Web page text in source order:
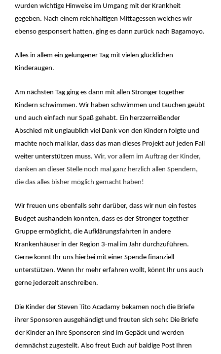
wurden wichtige Hinweise im Umgang mit der Krankheit
gegeben. Nach einem reichhaltigen Mittagessen welches wir
ebenso gesponsert hatten, ging es dann zurück nach Bagamoyo.
Alles in allem ein gelungener Tag mit vielen glücklichen
Kinderaugen.
Am nächsten Tag ging es dann mit allen Stronger together
Kindern schwimmen. Wir haben schwimmen und tauchen geübt
und auch einfach nur Spaß gehabt. Ein herzzerreißender
Abschied mit unglaublich viel Dank von den Kindern folgte und
machte noch mal klar, dass das man dieses Projekt auf jeden Fall
weiter unterstützen muss. Wir, vor allem im Auftrag der Kinder,
danken an dieser Stelle noch mal ganz herzlich allen Spendern,
die das alles bisher möglich gemacht haben!
Wir freuen uns ebenfalls sehr darüber, dass wir nun ein festes
Budget aushandeln konnten, dass es der Stronger together
Gruppe ermöglicht, die Aufklärungsfahrten in andere
Krankenhäuser in der Region 3-mal im Jahr durchzuführen.
Gerne könnt Ihr uns hierbei mit einer Spende finanziell
unterstützen. Wenn Ihr mehr erfahren wollt, könnt Ihr uns auch
gerne jederzeit anschreiben.
Die Kinder der Steven Tito Acadamy bekamen noch die Briefe
ihrer Sponsoren ausgehändigt und freuten sich sehr. Die Briefe
der Kinder an ihre Sponsoren sind im Gepäck und werden
demnächst zugestellt. Also freut Euch auf baldige Post Ihren